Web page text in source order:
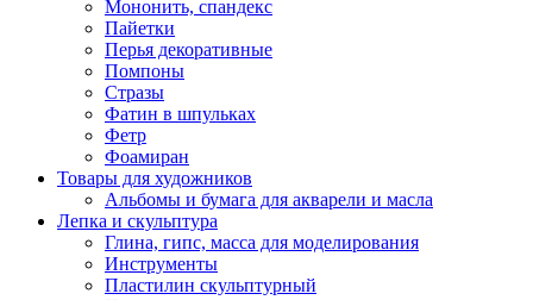
Мононить, спандекс
Пайетки
Перья декоративные
Помпоны
Стразы
Фатин в шпульках
Фетр
Фоамиран
Товары для художников
Альбомы и бумага для акварели и масла
Лепка и скульптура
Глина, гипс, масса для моделирования
Инструменты
Пластилин скульптурный